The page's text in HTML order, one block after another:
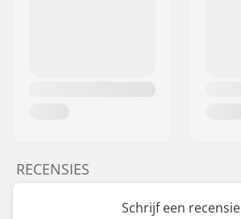
RECENSIES
Schrijf een recensie